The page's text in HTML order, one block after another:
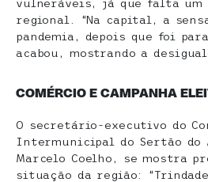
vulneráveis, já que falta um
regional. “Na capital, a
pandemia, depois que foi
acabou, mostrando a
COMÉRCIO E CAMPANHA
O secretário-executivo do
Intermunicipal do Sertão do
Marcelo Coelho, se mostra
situação da região: